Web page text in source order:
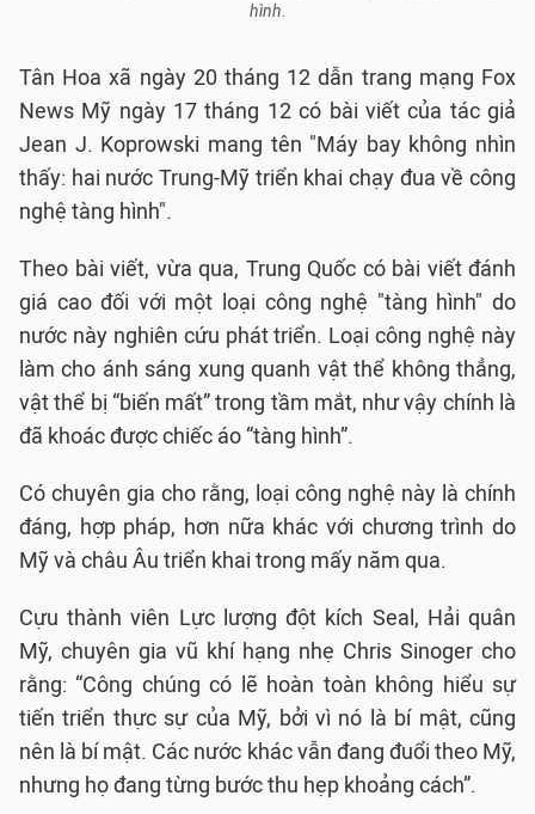
hình.
Tân Hoa xã ngày 20 tháng 12 dẫn trang mạng Fox
News Mỹ ngày 17 tháng 12 có bài viết của tác giả
Jean J. Koprowski mang tên "Máy bay không nhìn
thấy: hai nước Trung-Mỹ triển khai chạy đua về công
nghệ tàng hình".
Theo bài viết, vừa qua, Trung Quốc có bài viết đánh
giá cao đối với một loại công nghệ "tàng hình" do
nước này nghiên cứu phát triển. Loại công nghệ này
làm cho ánh sáng xung quanh vật thể không thẳng,
vật thể bị “biến mất” trong tầm mắt, như vậy chính là
đã khoác được chiếc áo “tàng hình”.
Có chuyên gia cho rằng, loại công nghệ này là chính
đáng, hợp pháp, hơn nữa khác với chương trình do
Mỹ và châu Âu triển khai trong mấy năm qua.
Cựu thành viên Lực lượng đột kích Seal, Hải quân
Mỹ, chuyên gia vũ khí hạng nhẹ Chris Sinoger cho
rằng: “Công chúng có lẽ hoàn toàn không hiểu sự
tiến triển thực sự của Mỹ, bởi vì nó là bí mật, cũng
nên là bí mật. Các nước khác vẫn đang đuổi theo Mỹ,
nhưng họ đang từng bước thu hẹp khoảng cách”.